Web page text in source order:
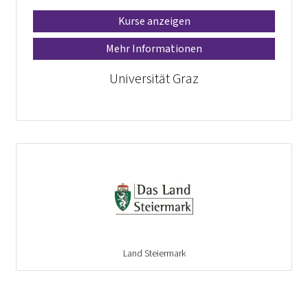
Kurse anzeigen
Mehr Informationen
Universität Graz
Land Steiermark